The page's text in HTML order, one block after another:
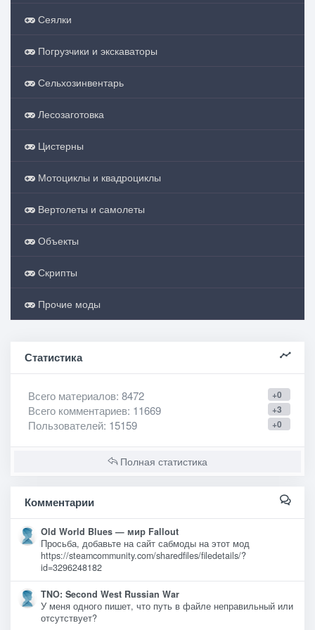
Сеялки
Погрузчики и экскаваторы
Сельхозинвентарь
Лесозаготовка
Цистерны
Мотоциклы и квадроциклы
Вертолеты и самолеты
Объекты
Скрипты
Прочие моды
Статистика
+0
Всего материалов: 8472
+3
Всего комментариев: 11669
+0
Пользователей: 15159
Полная статистика
Комментарии
Old World Blues — мир Fallout
Просьба, добавьте на сайт сабмоды на этот мод
https://steamcommunity.com/sharedfiles/filedetails/?
id=3296248182
TNO: Second West Russian War
У меня одного пишет, что путь в файле неправильный или
отсутствует?